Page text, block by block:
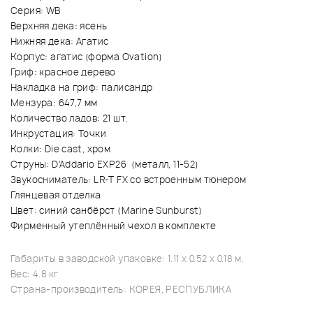
Серия: WB
Верхняя дека: ясень
Нижняя дека: Агатис
Корпус: агатис (форма Ovation)
Гриф: красное дерево
Накладка на гриф: палисандр
Мензура: 647,7 мм
Количество ладов: 21 шт.
Инкрустация: Точки
Колки: Die cast, хром
Струны: D'Addario EXP26 (металл, 11-52)
Звукосниматель: LR-T FX со встроенным тюнером
Глянцевая отделка
Цвет: синий санбёрст (Marine Sunburst)
Фирменный утеплённый чехол в комплекте
Габариты в заводской упаковке: 1.11 x 0.52 x 0.18 м.
Вес: 4.8 кг
Страна-производитель: КОРЕЯ, РЕСПУБЛИКА